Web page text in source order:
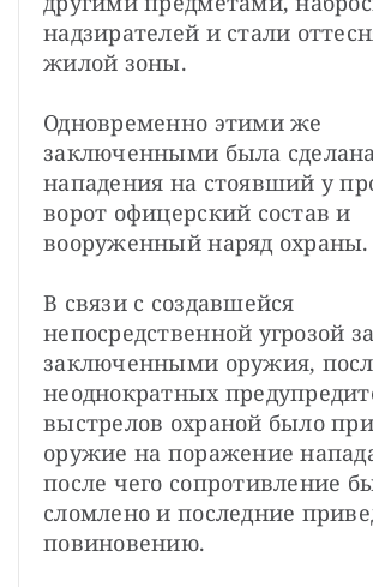
надзирателей и стали
жилой зоны.
Одновременно этими же
заключенными была
нападения на стоявший у
ворот офицерский состав и
вооруженный наряд охраны.
В связи с создавшейся
непосредственной угрозой
заключенными оружия,
неоднократных
выстрелов охраной было
оружие на поражение
после чего сопротивление
сломлено и последние
повиновению.